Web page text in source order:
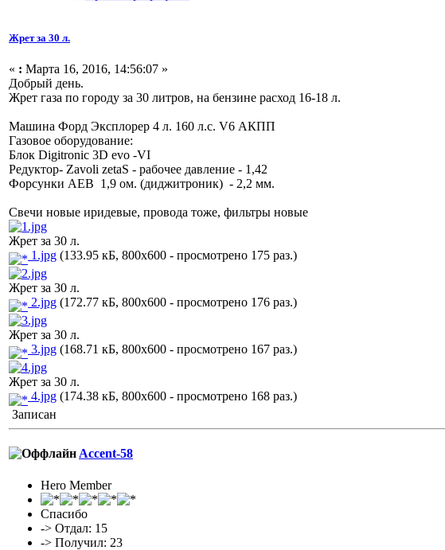
Жрет за 30 л.
« : Марта 16, 2016, 14:56:07 »
Добрый день.
Жрет газа по городу за 30 литров, на бензине расход 16-18 л.
Машина Форд Эксплорер 4 л. 160 л.с. V6 АКПП
Газовое оборудование:
Блок Digitronic 3D evo -VI
Редуктор- Zavoli zetaS - рабочее давление - 1,42
Форсунки AEB 1,9 ом. (диджитроник) - 2,2 мм.
Свечи новые иридевые, провода тоже, фильтры новые
Жрет за 30 л.
1.jpg (133.95 кБ, 800x600 - просмотрено 175 раз.)
Жрет за 30 л.
2.jpg (172.77 кБ, 800x600 - просмотрено 176 раз.)
Жрет за 30 л.
3.jpg (168.71 кБ, 800x600 - просмотрено 167 раз.)
Жрет за 30 л.
4.jpg (174.38 кБ, 800x600 - просмотрено 168 раз.)
Записан
Accent-58
Hero Member
Спасибо
-> Отдал: 15
-> Получил: 23